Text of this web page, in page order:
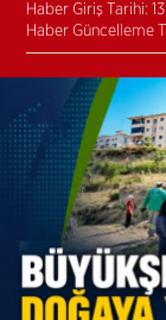
Haber Giriş Tarihi:
Haber Güncelleme